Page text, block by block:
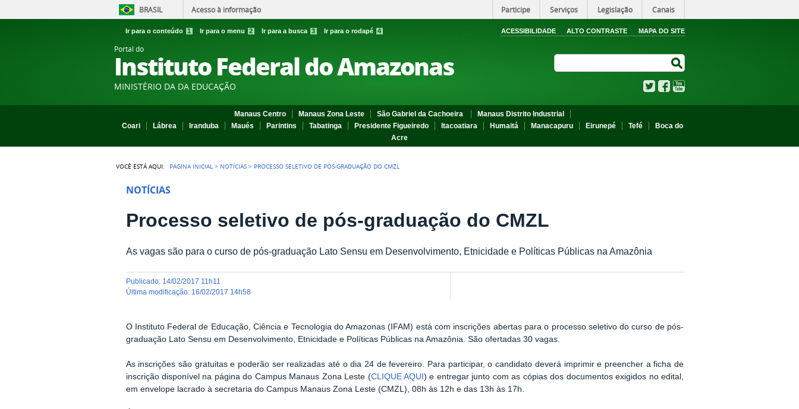
BRASIL Acesso à informação Participe Serviços Legislação Canais
Ir para o conteúdo 1 Ir para o menu 2 Ir para a busca 3 Ir para o rodapé 4 ACESSIBILIDADE ALTO CONTRASTE MAPA DO SITE
Portal do
Instituto Federal do Amazonas
MINISTÉRIO DA DA EDUCAÇÃO TwitterFacebook
Manaus Centro Manaus Zona Leste São Gabriel da Cachoeira
Manaus Distrito Industrial
Coari
Lábrea Iranduba Maués Parintins Tabatinga Presidente Figueiredo Itacoatiara Humaitá Manacapuru Eirunepé Tefé
Boca do
Acre
VOCÊ ESTÁ AQUI: PÁGINA INICIAL > NOTÍCIAS > PROCESSO SELETIVO DE PÓS-GRADUAÇÃO DO CMZL
NOTÍCIAS
Processo seletivo de pós-graduação do CMZL
As vagas são para o curso de pós-graduação Lato Sensu em Desenvolvimento, Etnicidade e Políticas Públicas na Amazônia
publicado: 14/02/2017 11h11
última modificação: 16/02/2017 14h58
O Instituto Federal de Educação, Ciência e Tecnologia do Amazonas (IFAM) está com inscrições abertas para o processo seletivo do curso de pós-
graduação Lato Sensu em Desenvolvimento, Etnicidade e Políticas Públicas na Amazônia. São ofertadas 30 vagas.
As inscrições são gratuitas e poderão ser realizadas até o dia 24 de fevereiro. Para participar, o candidato deverá imprimir e preencher a ficha de
inscrição disponível na página do Campus Manaus Zona Leste (CLIQUE AQUI) e entregar junto com as cópias dos documentos exigidos no edital,
em envelope lacrado à secretaria do Campus Manaus Zona Leste (CMZL), 08h às 12h e das 13h às 17h.